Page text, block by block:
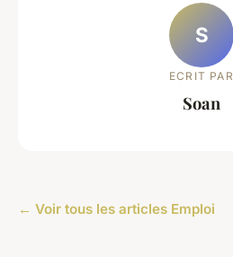
S
ECRIT PAR
Soan
← Voir tous les articles Emploi